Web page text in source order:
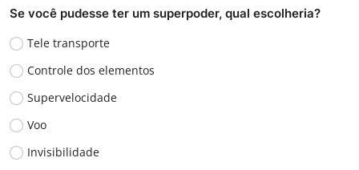
Se você pudesse ter um superpoder, qual escolheria?
Tele transporte
Controle dos elementos
Supervelocidade
Voo
Invisibilidade